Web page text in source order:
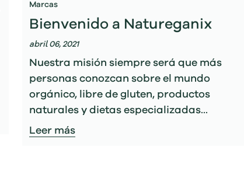
Marcas
Bienvenido a Natureganix
abril 06, 2021
Nuestra misión siempre será que más
personas conozcan sobre el mundo
orgánico, libre de gluten, productos
naturales y dietas especializadas...
Leer más